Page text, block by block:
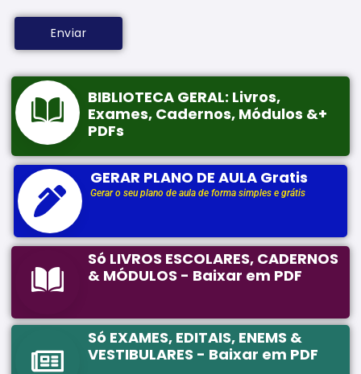
BIBLIOTECA GERAL: Livros,
Exames, Cadernos, Módulos &+
PDFs
GERAR PLANO DE AULA Gratis
Gerar o seu plano de aula de forma simples e grátis
Só LIVROS ESCOLARES, CADERNOS
& MÓDULOS - Baixar em PDF
Só EXAMES, EDITAIS, ENEMS &
VESTIBULARES - Baixar em PDF